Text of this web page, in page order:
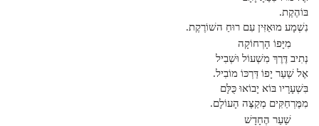
בּוֹהֶקֶת.
נִשְׁמָע מוּאַזִּין עִם רוּחַ השׁוֹרֶקֶת.
מִיָּפוֹ הָרְחוֹקָה
נְתִיב דֶּרֶךְ מִשְׁעוֹל וּשְׁבִיל
אֶל שַׁעַר יָפוֹ דַּרְכּוֹ מוֹבִיל.
בִּשְׁעָרָיו בּוֹא יָבוֹאוּ כֻּלָּם
מִמֶּרְחַקִּים מְקַצֶּה הָעוֹלָם.
שַׁעַר הֶחָדָשׁ